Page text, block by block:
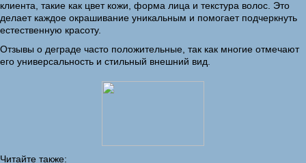
клиента, такие как цвет кожи, форма лица и текстура волос. Это
делает каждое окрашивание уникальным и помогает подчеркнуть
естественную красоту.
Отзывы о деграде часто положительные, так как многие отмечают
его универсальность и стильный внешний вид.
Читайте также: